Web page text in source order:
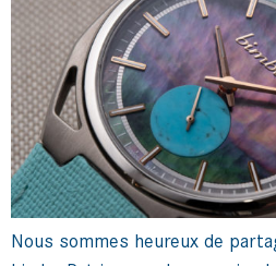
Nous sommes heureux de